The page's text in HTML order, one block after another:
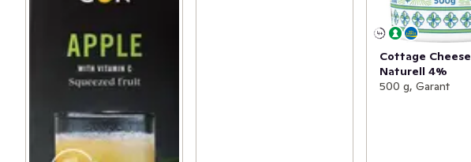
Cottage Cheese
Naturell 4%
500 g, Garant